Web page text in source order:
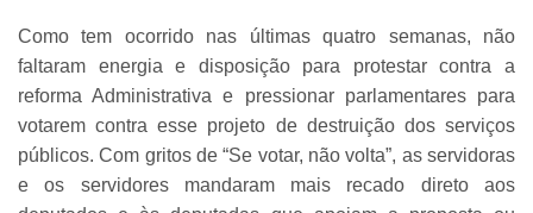
Como tem ocorrido nas últimas quatro semanas, não
faltaram energia e disposição para protestar contra a
reforma Administrativa e pressionar parlamentares para
votarem contra esse projeto de destruição dos serviços
públicos. Com gritos de “Se votar, não volta”, as servidoras
e os servidores mandaram mais recado direto aos